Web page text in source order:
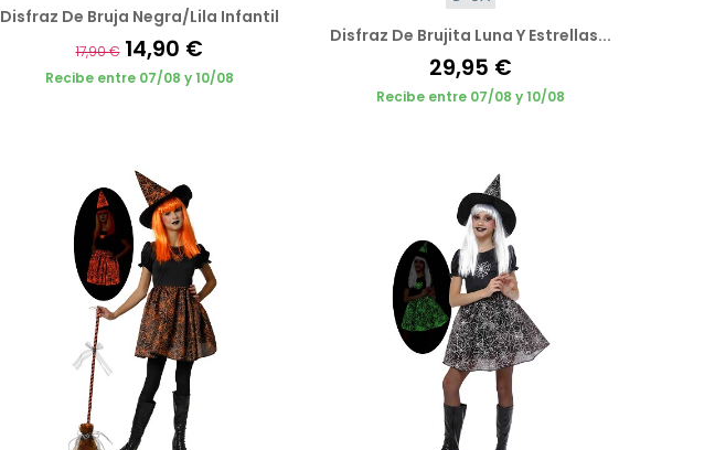
Disfraz De Bruja Negra/Lila Infantil
17,90 € 14,90 €
Recibe entre 07/08 y 10/08
Disfraz De Brujita Luna Y Estrellas...
29,95 €
Recibe entre 07/08 y 10/08